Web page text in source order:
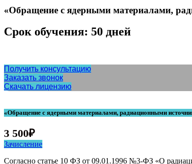
«Обращение с ядерными материалами,
Срок обучения: 50 дней
Получить консультацию
Заказать звонок
Скачать лицензию
«Обращение с ядерными материалами, радиационными
3 500₽
Зачисление
Согласно статье 10 ФЗ от 09.01.1996 №3-ФЗ «О